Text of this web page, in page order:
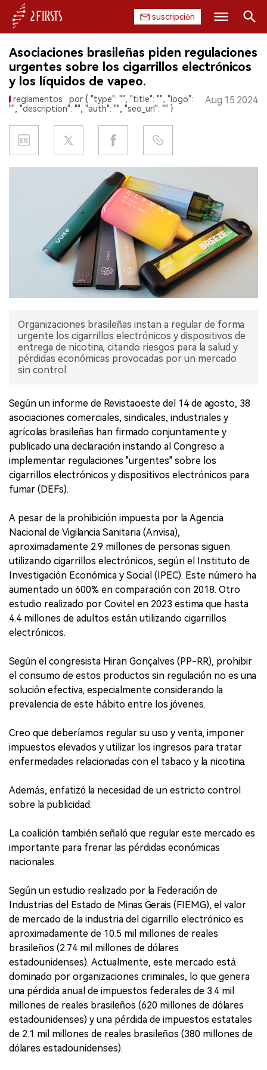
suscripción
INICIO
EMPRESA
REGULACIÓN
EXPOSICIÓN
ENTREVISTA
Buscar
Asociaciones brasileñas piden regulaciones
urgentes sobre los cigarrillos electrónicos
y los líquidos de vapeo.
reglamentos
por { "type": "", "title": "", "logo":
"", "description": "", "auth": "", "seo_url": "" }
Aug.15.2024
Organizaciones brasileñas instan a regular de forma
urgente los cigarrillos electrónicos y dispositivos de
entrega de nicotina, citando riesgos para la salud y
pérdidas económicas provocadas por un mercado
sin control.
Según un informe de Revistaoeste del 14 de agosto, 38
asociaciones comerciales, sindicales, industriales y
agrícolas brasileñas han firmado conjuntamente y
publicado una declaración instando al Congreso a
implementar regulaciones "urgentes" sobre los
cigarrillos electrónicos y dispositivos electrónicos para
fumar (DEFs).
A pesar de la prohibición impuesta por la Agencia
Nacional de Vigilancia Sanitaria (Anvisa),
aproximadamente 2.9 millones de personas siguen
utilizando cigarrillos electrónicos, según el Instituto de
Investigación Económica y Social (IPEC). Este número ha
aumentado un 600% en comparación con 2018. Otro
estudio realizado por Covitel en 2023 estima que hasta
4.4 millones de adultos están utilizando cigarrillos
electrónicos.
Según el congresista Hiran Gonçalves (PP-RR), prohibir
el consumo de estos productos sin regulación no es una
solución efectiva, especialmente considerando la
prevalencia de este hábito entre los jóvenes.
Creo que deberíamos regular su uso y venta, imponer
impuestos elevados y utilizar los ingresos para tratar
enfermedades relacionadas con el tabaco y la nicotina.
Además, enfatizó la necesidad de un estricto control
sobre la publicidad.
La coalición también señaló que regular este mercado es
importante para frenar las pérdidas económicas
nacionales.
Según un estudio realizado por la Federación de
Industrias del Estado de Minas Gerais (FIEMG), el valor
de mercado de la industria del cigarrillo electrónico es
aproximadamente de 10.5 mil millones de reales
brasileños (2.74 mil millones de dólares
estadounidenses). Actualmente, este mercado está
dominado por organizaciones criminales, lo que genera
una pérdida anual de impuestos federales de 3.4 mil
millones de reales brasileños (620 millones de dólares
estadounidenses) y una pérdida de impuestos estatales
de 2.1 mil millones de reales brasileños (380 millones de
dólares estadounidenses).